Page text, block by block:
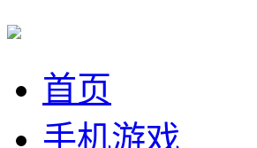
首页
手机游戏